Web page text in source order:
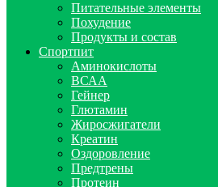
Питательные элементы
Похудение
Продукты и состав
Спортпит
Аминокислоты
ВСАА
Гейнер
Глютамин
Жиросжигатели
Креатин
Оздоровление
Предтрены
Протеин